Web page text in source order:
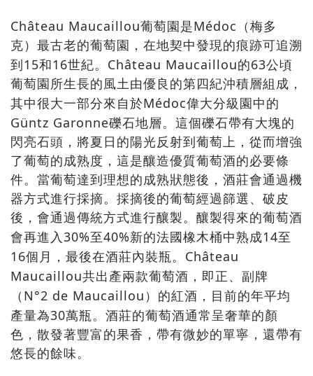
Château Maucaillou葡萄園是Médoc （梅多
克）最古老的葡萄園，在地契中發現的痕跡可追溯
到 15和 16世紀。 Château Maucaillou的63公頃
葡萄園所生長的風土由優良的第四紀沖積層組成，
其中很大一部分來自於Médoc偉大分級園中的
Güntz Garonne礫石地層。這個礫石帶有大塊的
閃亮石頭，將夏日的陽光反射到葡萄上，從而增強
了葡萄的成熟度，這是釀造優質葡萄酒的必要條
件。當葡萄達到理想的成熟狀態後，酒莊會通過機
器方式進行採摘。採摘後的葡萄經過篩選、破皮
後，會通過傳統方式進行釀製。釀製得來的葡萄酒
會再進入 30%至40%新的法國橡木桶中熟成14至
16個月，最後在酒莊內裝瓶。 Château
Maucaillou共出產兩款葡萄酒，即正、副牌
（ N°2 de Maucaillou ）的紅酒，目前的年平均
產量為30萬瓶。酒莊的葡萄酒通常呈奢華的顏
色，散發著豐富的果香，帶有微妙的單寧，還帶有
悠長的餘味。